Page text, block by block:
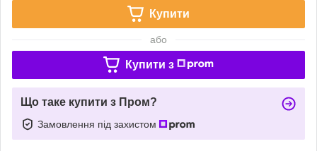
Купити
або
Купити з
Що таке купити з Пром?
Замовлення під захистом